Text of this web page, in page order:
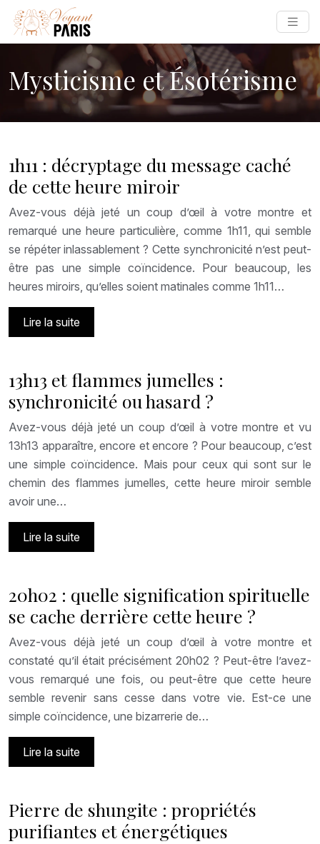
Mysticisme et Ésotérisme
1h11 : décryptage du message caché
de cette heure miroir
Avez-vous déjà jeté un coup d’œil à votre montre et
remarqué une heure particulière, comme 1h11, qui semble
se répéter inlassablement ? Cette synchronicité n’est peut-
être pas une simple coïncidence. Pour beaucoup, les
heures miroirs, qu’elles soient matinales comme 1h11…
Lire la suite
13h13 et flammes jumelles :
synchronicité ou hasard ?
Avez-vous déjà jeté un coup d’œil à votre montre et vu
13h13 apparaître, encore et encore ? Pour beaucoup, c’est
une simple coïncidence. Mais pour ceux qui sont sur le
chemin des flammes jumelles, cette heure miroir semble
avoir une…
Lire la suite
20h02 : quelle signification spirituelle
se cache derrière cette heure ?
Avez-vous déjà jeté un coup d’œil à votre montre et
constaté qu’il était précisément 20h02 ? Peut-être l’avez-
vous remarqué une fois, ou peut-être que cette heure
semble revenir sans cesse dans votre vie. Est-ce une
simple coïncidence, une bizarrerie de…
Lire la suite
Pierre de shungite : propriétés
purifiantes et énergétiques